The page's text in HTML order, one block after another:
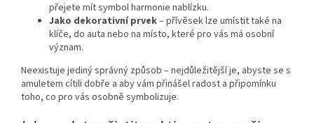
přejete mít symbol harmonie nablízku.
Jako dekorativní prvek– přívěsek lze umístit také na
klíče, do auta nebo na místo, které pro vás má osobní
význam.
Neexistuje jediný správný způsob – nejdůležitější je, abyste se s
amuletem cítili dobře a aby vám přinášel radost a připomínku
toho, co pro vás osobně symbolizuje.